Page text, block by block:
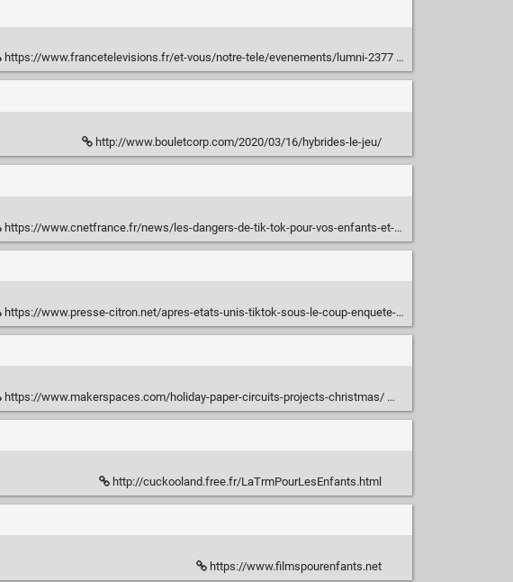
https://www.francetelevisions.fr/et-vous/notre-tele/evenements/lumni-2377
http://www.bouletcorp.com/2020/03/16/hybrides-le-jeu/
https://www.cnetfrance.fr/news/les-dangers-de-tik-tok-pour-vos-enfants-et-comment-s-en-premunir-39876613.htm
https://www.presse-citron.net/apres-etats-unis-tiktok-sous-le-coup-enquete-au-royaume-uni/
https://www.makerspaces.com/holiday-paper-circuits-projects-christmas/
http://cuckooland.free.fr/LaTrmPourLesEnfants.html
https://www.filmspourenfants.net